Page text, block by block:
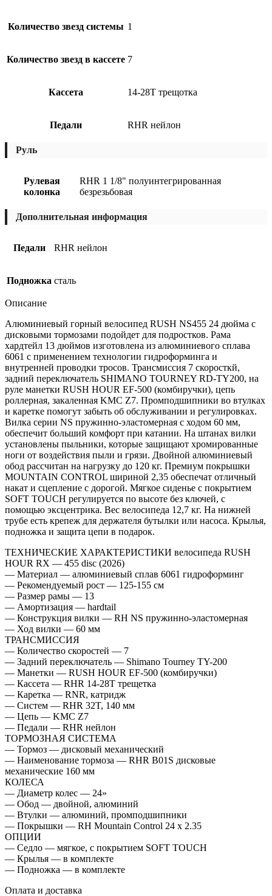
Количество звезд системы 1
Количество звезд в кассете 7
Кассета 14-28T трещотка
Педали RHR нейлон
Руль
Рулевая
колонка
RHR 1 1/8" полуинтегрированная
безрезьбовая
Дополнительная информация
Педали RHR нейлон
Подножка сталь
Описание
Алюминиевый горный велосипед RUSH NS455 24 дюйма с
дисковыми тормозами подойдет для подростков. Рама
хардтейл 13 дюймов изготовлена из алюминиевого сплава
6061 с применением технологии гидроформинга и
внутренней проводки тросов. Трансмиссия 7 скоросткй,
задний переключатель SHIMANO TOURNEY RD-TY200, на
руле манетки RUSH HOUR EF-500 (комбиручки), цепь
роллерная, закаленная KMC Z7. Промподшипники во втулках
и каретке помогут забыть об обслуживании и регулировках.
Вилка серии NS пружинно-эластомерная с ходом 60 мм,
обеспечит больший комфорт при катании. На штанах вилки
установлены пыльники, которые защищают хромированные
ноги от воздействия пыли и грязи. Двойной алюминиевый
обод рассчитан на нагрузку до 120 кг. Премиум покрышки
MOUNTAIN CONTROL шириной 2,35 обеспечат отличный
накат и сцепление с дорогой. Мягкое сиденье с покрытием
SOFT TOUCH регулируется по высоте без ключей, с
помощью эксцентрика. Вес велосипеда 12,7 кг. На нижней
трубе есть крепеж для держателя бутылки или насоса. Крылья,
подножка и защита цепи в подарок.
ТЕХНИЧЕСКИЕ ХАРАКТЕРИСТИКИ велосипеда RUSH
HOUR RX — 455 disc (2026)
— Материал — алюминиевый сплав 6061 гидроформинг
— Рекомендуемый рост — 125-155 см
— Размер рамы — 13
— Амортизация — hardtail
— Конструкция вилки — RH NS пружинно-эластомерная
— Ход вилки — 60 мм
ТРАНСМИССИЯ
— Количество скоростей — 7
— Задний переключатель — Shimano Tourney TY-200
— Манетки — RUSH HOUR EF-500 (комбиручки)
— Кассета — RHR 14-28T трещетка
— Каретка — RNR, катридж
— Систем — RHR 32T, 140 мм
— Цепь — KMC Z7
— Педали — RHR нейлон
ТОРМОЗНАЯ СИСТЕМА
— Тормоз — дисковый механический
— Наименование тормоза — RHR B01S дисковые
механические 160 мм
КОЛЕСА
— Диаметр колес — 24»
— Обод — двойной, алюминий
— Втулки — алюминий, промподшипники
— Покрышки — RH Mountain Control 24 х 2.35
ОПЦИИ
— Седло — мягкое, с покрытием SOFT TOUCH
— Крылья — в комплекте
— Подножка — в комплекте
Оплата и доставка